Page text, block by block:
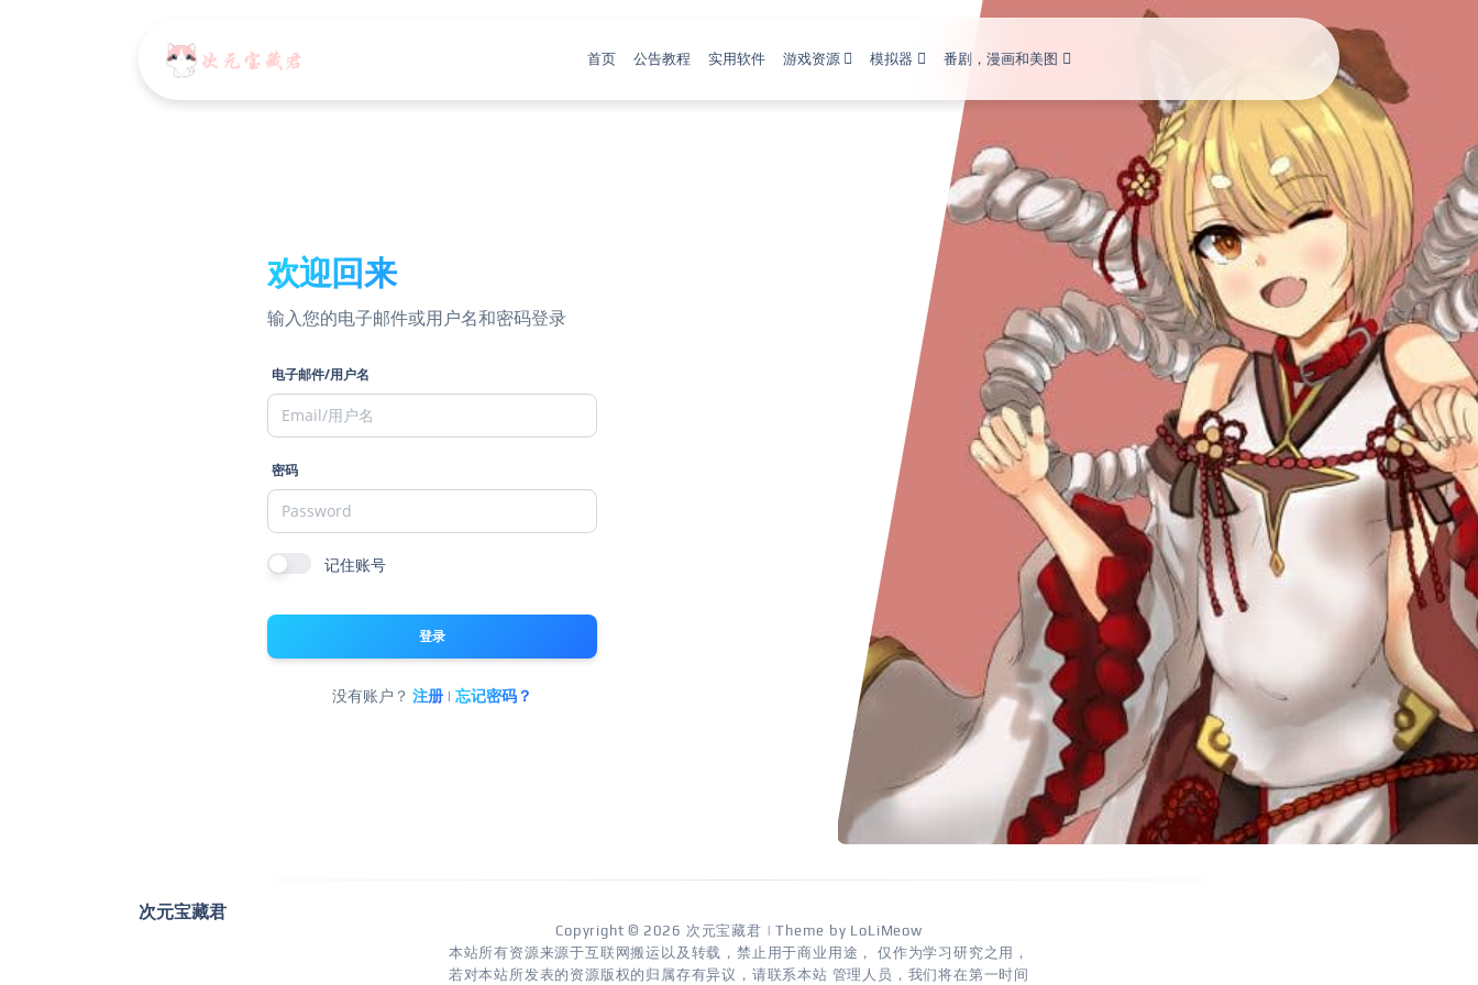
首页 公告教程 实用软件 游戏资源 模拟器 番剧，漫画和美图
欢迎回来
输入您的电子邮件或用户名和密码登录
电子邮件/用户名
密码
记住账号
登录
没有账户？ 注册 | 忘记密码？
次元宝藏君
Copyright © 2026 次元宝藏君 | Theme by LoLiMeow
本站所有资源来源于互联网搬运以及转载，禁止用于商业用途， 仅作为学习研究之用，
若对本站所发表的资源版权的归属存有异议，请联系本站 管理人员，我们将在第一时间